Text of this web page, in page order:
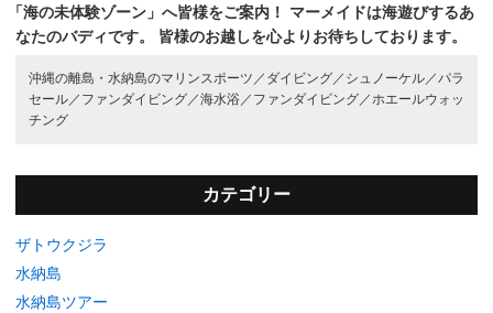
「海の未体験ゾーン」へ皆様をご案内！
マーメイドは海遊びするあ
なたのバディです。
皆様のお越しを心よりお待ちしております。
沖縄の離島・水納島のマリンスポーツ／ ダイビング／ シュノーケル／パラ
セール／ ファンダイビング／海水浴／ ファンダイビング／ホエールウォッ
チング
カテゴリー
ザトウクジラ
水納島
水納島ツアー